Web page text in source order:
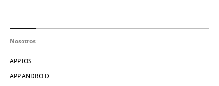
Nosotros
APP IOS
APP ANDROID